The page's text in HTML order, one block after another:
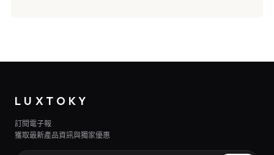
LUXTOKY
訂閱電子報
獲取最新產品資訊與獨家優惠